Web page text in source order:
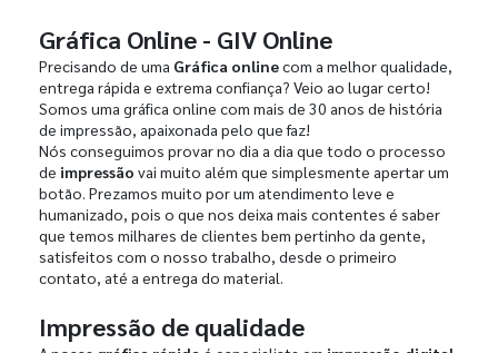
Gráfica Online - GIV Online
Precisando de uma Gráfica onlinecom a melhor qualidade,
entrega rápida e extrema confiança? Veio ao lugar certo!
Somos uma gráfica online com mais de 30 anos de história
de impressão, apaixonada pelo que faz!
Nós conseguimos provar no dia a dia que todo o processo
de impressão vai muito além que simplesmente apertar um
botão. Prezamos muito por um atendimento leve e
humanizado, pois o que nos deixa mais contentes é saber
que temos milhares de clientes bem pertinho da gente,
satisfeitos com o nosso trabalho, desde o primeiro
contato, até a entrega do material.
Impressão de qualidade